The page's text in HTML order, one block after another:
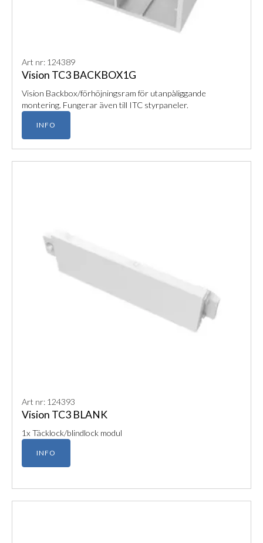
Art nr: 124389
Vision TC3 BACKBOX1G
Vision Backbox/förhöjningsram för utanpåliggande
montering. Fungerar även till ITC styrpaneler.
INFO
Art nr: 124393
Vision TC3 BLANK
1x Täcklock/blindlock modul
INFO